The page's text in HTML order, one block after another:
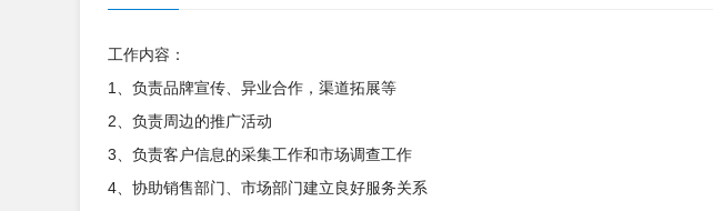
工作内容：
1、负责品牌宣传、异业合作，渠道拓展等
2、负责周边的推广活动
3、负责客户信息的采集工作和市场调查工作
4、协助销售部门、市场部门建立良好服务关系